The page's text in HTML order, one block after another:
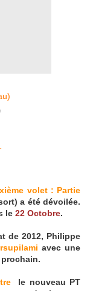
volet : Partie
a été dévoilée.
le 22 Octobre.
de 2012, Philippe
avec une
le nouveau PT